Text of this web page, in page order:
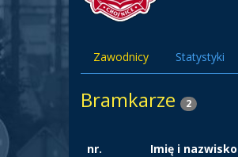
Zawodnicy Statystyki
Bramkarze 2
nr. Imię i nazwisko